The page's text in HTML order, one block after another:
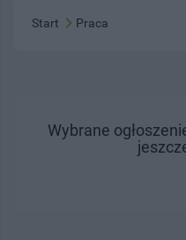
Start Praca
Wybrane